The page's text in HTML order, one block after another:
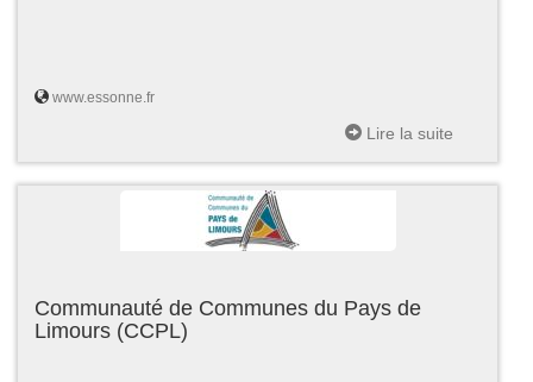
www.essonne.fr
Lire la suite
Communauté de Communes du Pays de
Limours (CCPL)